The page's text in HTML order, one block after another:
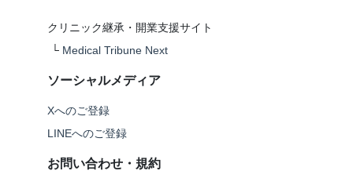
クリニック継承・開業支援サイト
└ Medical Tribune Next
ソーシャルメディア
Xへのご登録
LINEへのご登録
お問い合わせ・規約